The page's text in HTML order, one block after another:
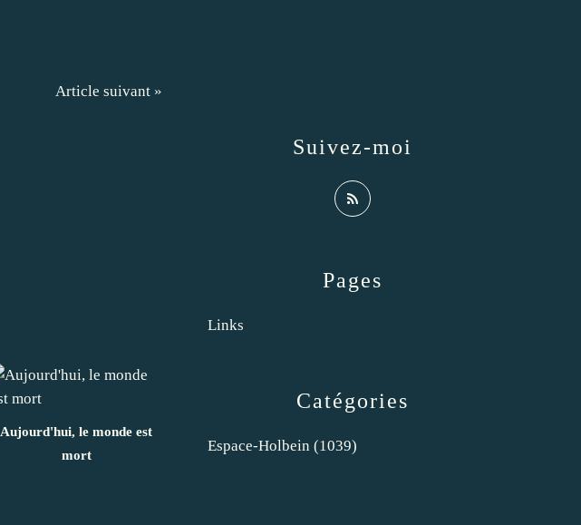
Article suivant »
Aujourd'hui, le monde est
mort
Catégories
Espace-Holbein (1039)
Pages
Links
Suivez-moi